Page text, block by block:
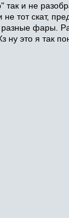
и не
тот скат,
фары.
ну это я так